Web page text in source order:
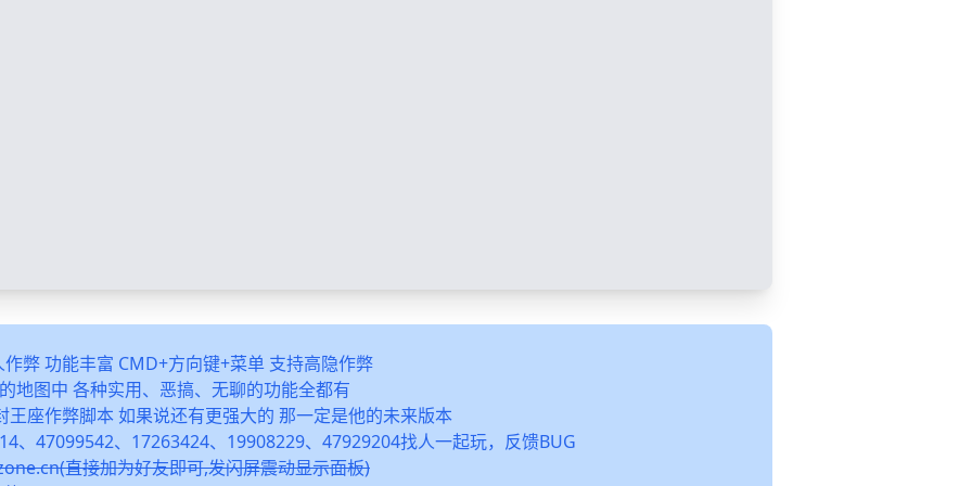
弊 功能丰富 CMD+方向键+菜单 支持高隐作弊
地图中 各种实用、恶搞、无聊的功能全都有
座作弊脚本 如果说还有更强大的 那一定是他的未来版本
、47099542、17263424、19908229、47929204找人一起玩，反馈BUG
直接加为好友即可,发闪屏震动显示面板)